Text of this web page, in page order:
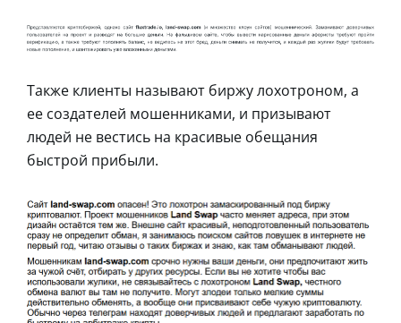
Также клиенты называют биржу лохотроном, а
ее создателей мошенниками, и призывают
людей не вестись на красивые обещания
быстрой прибыли.